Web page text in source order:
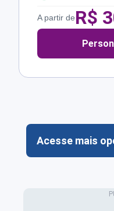
A partir deR$
Acesse mais